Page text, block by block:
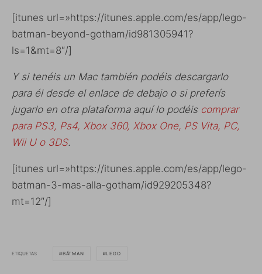
[itunes url=»https://itunes.apple.com/es/app/lego-
batman-beyond-gotham/id981305941?
ls=1&mt=8″/]
Y si tenéis un Mac también podéis descargarlo
para él desde el enlace de debajo o si preferís
jugarlo en otra plataforma aquí lo podéis comprar
para PS3, Ps4, Xbox 360, Xbox One, PS Vita, PC,
Wii U o 3DS.
[itunes url=»https://itunes.apple.com/es/app/lego-
batman-3-mas-alla-gotham/id929205348?
mt=12″/]
ETIQUETAS BÁTMAN LEGO